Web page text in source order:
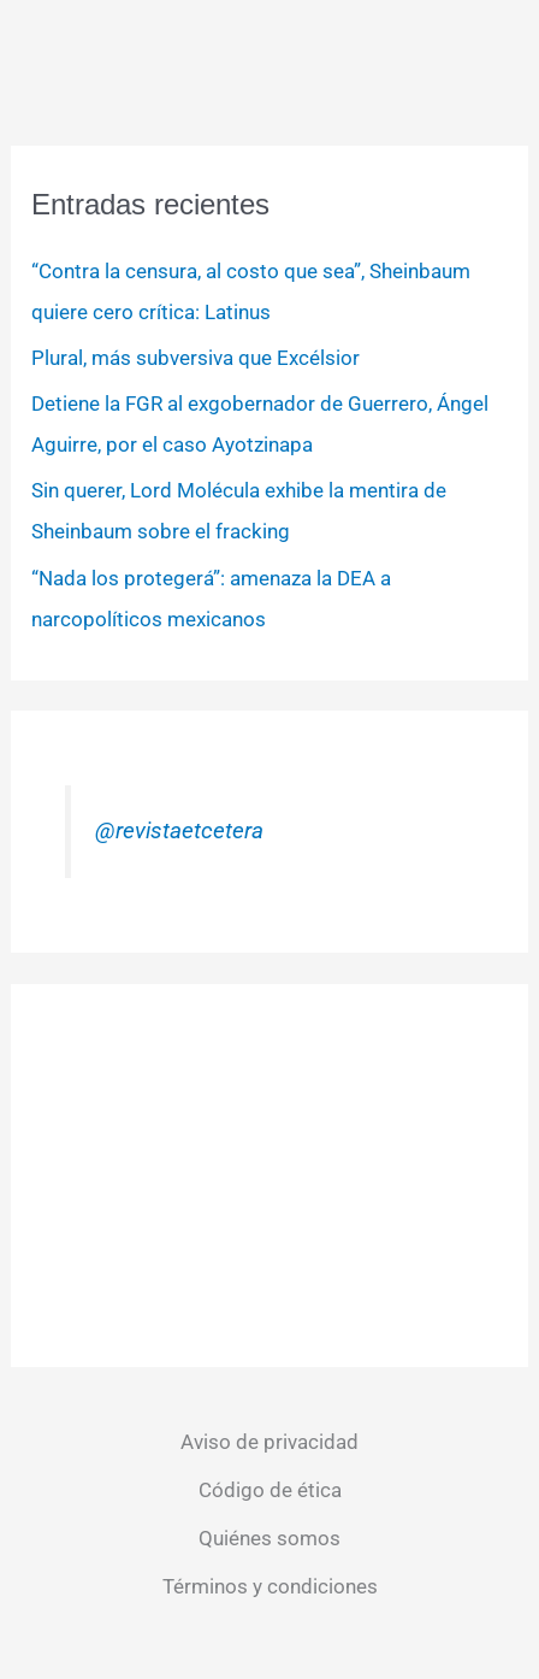
Entradas recientes
“Contra la censura, al costo que sea”, Sheinbaum
quiere cero crítica: Latinus
Plural, más subversiva que Excélsior
Detiene la FGR al exgobernador de Guerrero, Ángel
Aguirre, por el caso Ayotzinapa
Sin querer, Lord Molécula exhibe la mentira de
Sheinbaum sobre el fracking
“Nada los protegerá”: amenaza la DEA a
narcopolíticos mexicanos
@revistaetcetera
Aviso de privacidad
Código de ética
Quiénes somos
Términos y condiciones